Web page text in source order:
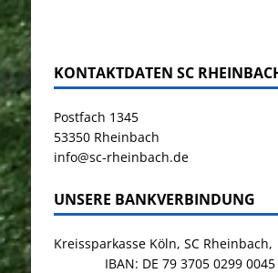
KONTAKTDATEN SC
Postfach 1345
53350 Rheinbach
info@sc-rheinbach.de
UNSERE BANKVERBINDUNG
Kreissparkasse Köln, SC
IBAN: DE 79 3705 0299 0045